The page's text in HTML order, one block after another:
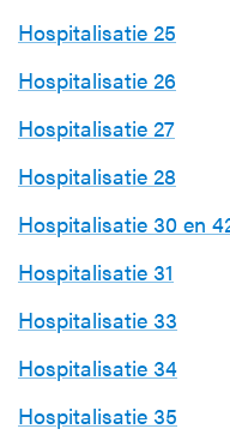
Hospitalisatie 25
Hospitalisatie 26
Hospitalisatie 27
Hospitalisatie 28
Hospitalisatie 30 en
Hospitalisatie 31
Hospitalisatie 33
Hospitalisatie 34
Hospitalisatie 35